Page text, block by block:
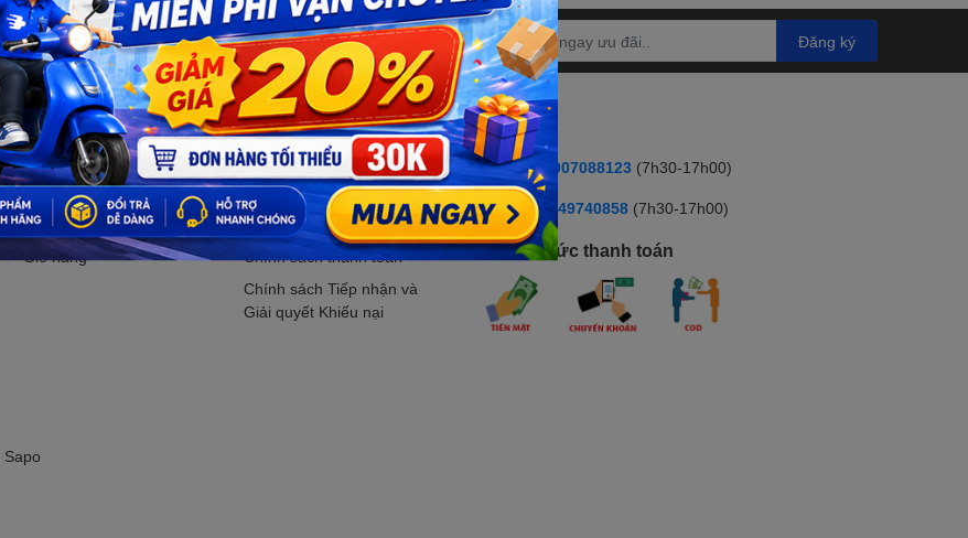
Bạn muốn nhận khuyến mãi đặc biệt?
Đăng ký ngay.
Đăng ký
Hỗ trợ khách hàng
Tìm kiếm
Đăng nhập
Đăng ký
Giỏ hàng
CHÍNH SÁCH
Chính sách bảo mật
Chính sách vận chuyển
Chính sách kiểm hàng
Chính sách thanh toán
Chính sách Tiếp nhận và
Giải quyết Khiếu nại
HOTLINE
Mua hàng: 0907088123 (7h30-17h00)
Kỹ thuật : :0349740858 (7h30-17h00)
Phương thức thanh toán
Sapo